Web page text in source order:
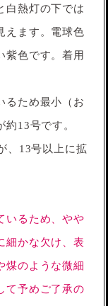
白熱灯の下では
えます。電球色
紫色です。着用
るため最小（お
13号です。
、13号以上に拡
いるため、やや
細かな欠け、表
煤のような微細
て予めご了承の